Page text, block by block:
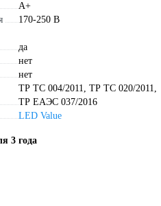
A+
170-250 В
да
нет
нет
ТР ТС 004/2011, ТР ТС 020/2011,
ТР ЕАЭС 037/2016
LED Value
3 года